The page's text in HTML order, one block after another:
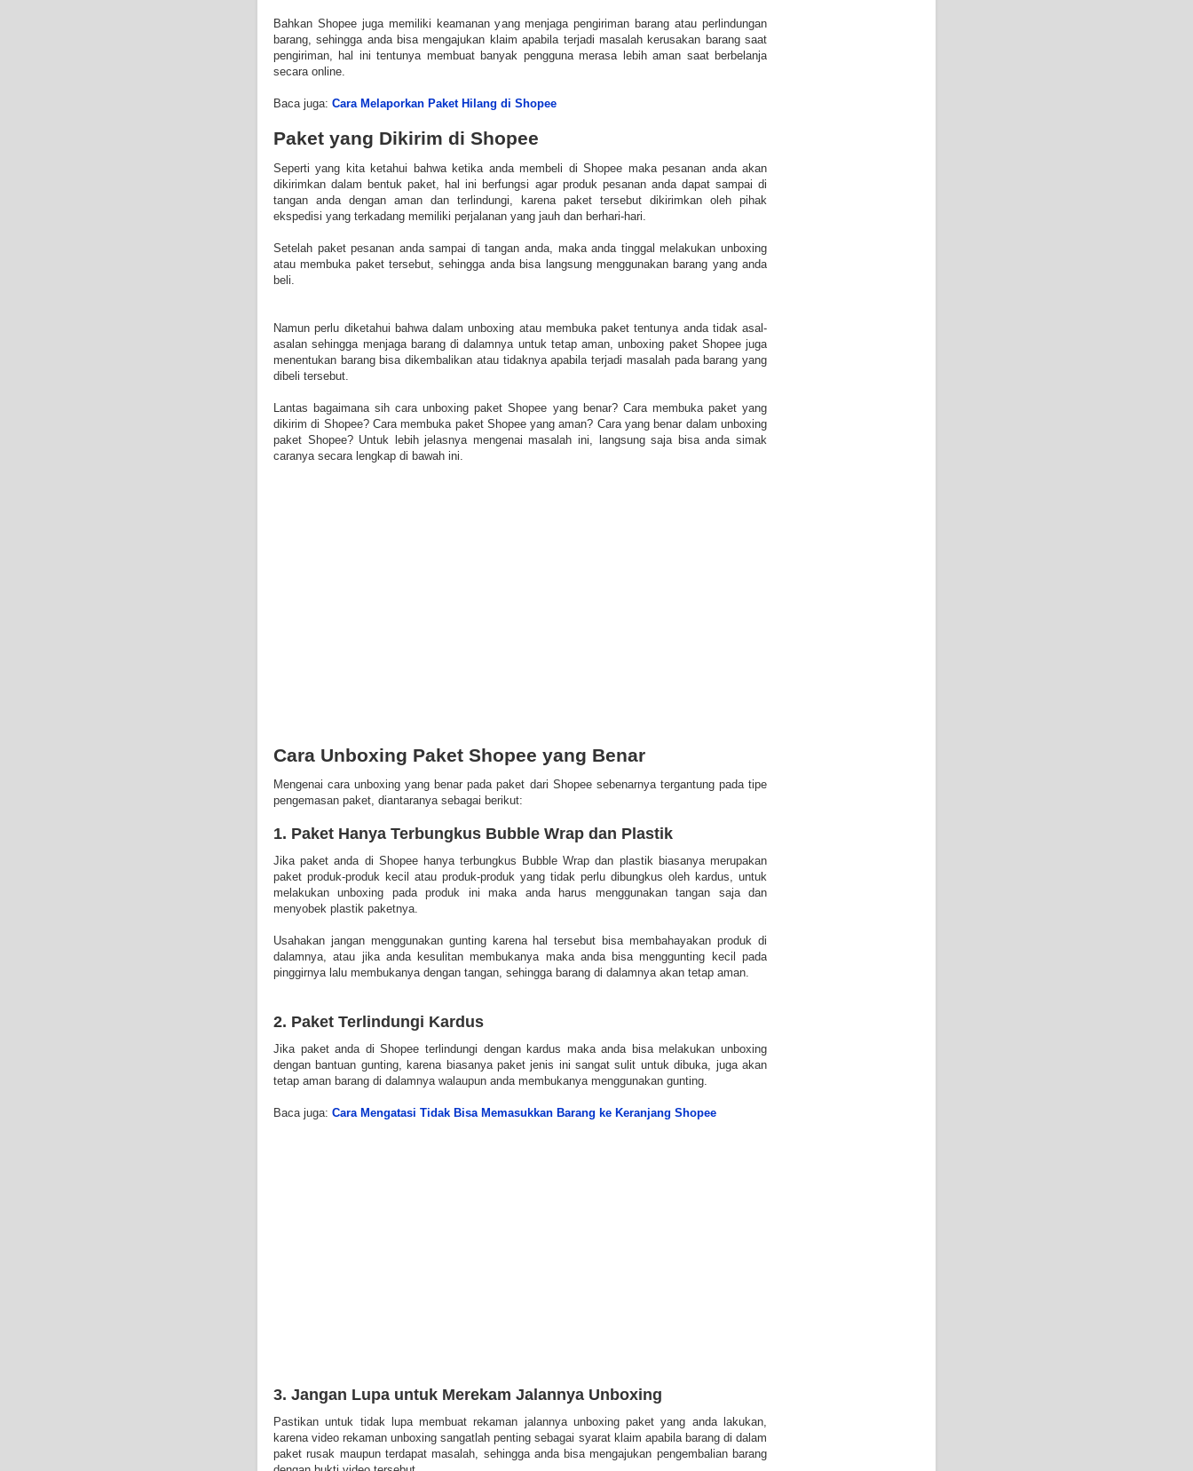
Bahkan Shopee juga memiliki keamanan yang menjaga pengiriman barang atau perlindungan
barang, sehingga anda bisa mengajukan klaim apabila terjadi masalah kerusakan barang saat
pengiriman, hal ini tentunya membuat banyak pengguna merasa lebih aman saat berbelanja
secara online.
Baca juga: Cara Melaporkan Paket Hilang di Shopee
Paket yang Dikirim di Shopee
Seperti yang kita ketahui bahwa ketika anda membeli di Shopee maka pesanan anda akan
dikirimkan dalam bentuk paket, hal ini berfungsi agar produk pesanan anda dapat sampai di
tangan anda dengan aman dan terlindungi, karena paket tersebut dikirimkan oleh pihak
ekspedisi yang terkadang memiliki perjalanan yang jauh dan berhari-hari.
Setelah paket pesanan anda sampai di tangan anda, maka anda tinggal melakukan unboxing
atau membuka paket tersebut, sehingga anda bisa langsung menggunakan barang yang anda
beli.
Namun perlu diketahui bahwa dalam unboxing atau membuka paket tentunya anda tidak asal-
asalan sehingga menjaga barang di dalamnya untuk tetap aman, unboxing paket Shopee juga
menentukan barang bisa dikembalikan atau tidaknya apabila terjadi masalah pada barang yang
dibeli tersebut.
Lantas bagaimana sih cara unboxing paket Shopee yang benar? Cara membuka paket yang
dikirim di Shopee? Cara membuka paket Shopee yang aman? Cara yang benar dalam unboxing
paket Shopee? Untuk lebih jelasnya mengenai masalah ini, langsung saja bisa anda simak
caranya secara lengkap di bawah ini.
Cara Unboxing Paket Shopee yang Benar
Mengenai cara unboxing yang benar pada paket dari Shopee sebenarnya tergantung pada tipe
pengemasan paket, diantaranya sebagai berikut:
1. Paket Hanya Terbungkus Bubble Wrap dan Plastik
Jika paket anda di Shopee hanya terbungkus Bubble Wrap dan plastik biasanya merupakan
paket produk-produk kecil atau produk-produk yang tidak perlu dibungkus oleh kardus, untuk
melakukan unboxing pada produk ini maka anda harus menggunakan tangan saja dan
menyobek plastik paketnya.
Usahakan jangan menggunakan gunting karena hal tersebut bisa membahayakan produk di
dalamnya, atau jika anda kesulitan membukanya maka anda bisa menggunting kecil pada
pinggirnya lalu membukanya dengan tangan, sehingga barang di dalamnya akan tetap aman.
2. Paket Terlindungi Kardus
Jika paket anda di Shopee terlindungi dengan kardus maka anda bisa melakukan unboxing
dengan bantuan gunting, karena biasanya paket jenis ini sangat sulit untuk dibuka, juga akan
tetap aman barang di dalamnya walaupun anda membukanya menggunakan gunting.
Baca juga: Cara Mengatasi Tidak Bisa Memasukkan Barang ke Keranjang Shopee
3. Jangan Lupa untuk Merekam Jalannya Unboxing
Pastikan untuk tidak lupa membuat rekaman jalannya unboxing paket yang anda lakukan,
karena video rekaman unboxing sangatlah penting sebagai syarat klaim apabila barang di dalam
paket rusak maupun terdapat masalah, sehingga anda bisa mengajukan pengembalian barang